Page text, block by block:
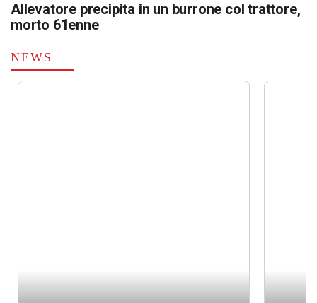
Allevatore precipita in un burrone col trattore,
morto 61enne
NEWS